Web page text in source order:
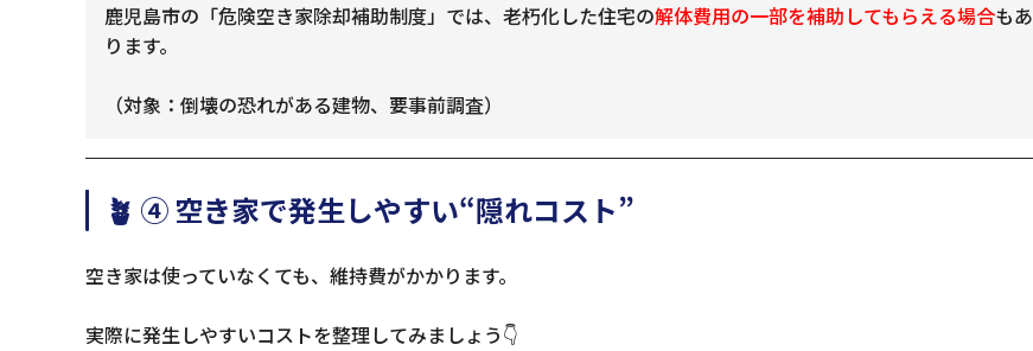
鹿児島市の「危険空き家除却補助制度」では、老朽化した住宅の解体費用の一部を補助してもらえる場合もあ
ります。
（対象：倒壊の恐れがある建物、要事前調査）
🪴 ④ 空き家で発生しやすい“隠れコスト”
空き家は使っていなくても、維持費がかかります。
実際に発生しやすいコストを整理してみましょう👇